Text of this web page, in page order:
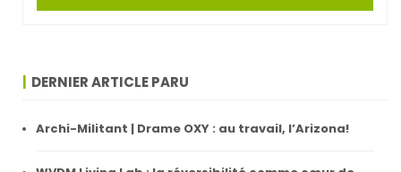
DERNIER ARTICLE PARU
Archi-Militant | Drame OXY : au travail, l’Arizona!